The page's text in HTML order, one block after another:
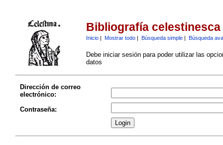
Bibliografía celestinesca
Inicio| Mostrar todo| Búsqueda simple| Búsqueda
Debe iniciar sesión para poder utilizar las
datos
Dirección de correo
electrónico:
Contraseña: